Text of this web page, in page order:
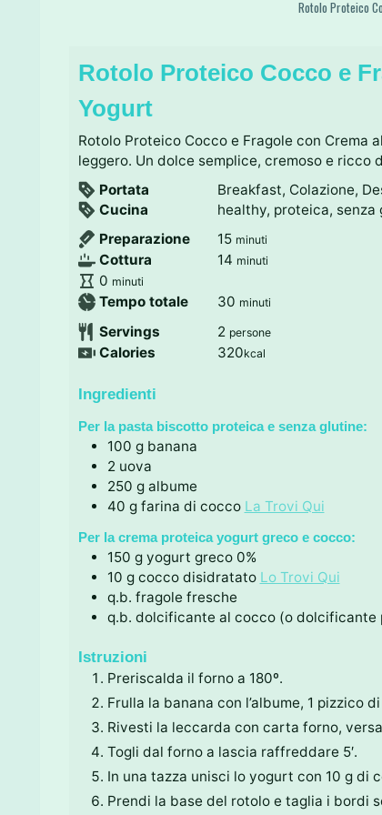
Rotolo Proteico
Rotolo Proteico Cocco e
Yogurt
Rotolo Proteico Cocco e Fragole con Crema
leggero. Un dolce semplice, cremoso e ricco
Portata
Breakfast, Colazione,
Cucina
healthy, proteica, senza
Preparazione
15m
i
u
i
minuti
Cottura 14 m
n
t
i
minuti
0 m
i
u
t
minuti
Tempo totale 30 m
n
u
minuti
Servings 2 persone
Calories 320kcal
Ingredienti
Per la pasta biscotto proteica e senza glutine:
100 g banana
2 uova
250 g albume
40 g farina di cocco La Trovi Qui
Per la crema proteica yogurt greco e cocco:
150 g yogurt greco 0%
10 g cocco disidratato Lo Trovi Qui
q.b. fragole fresche
q.b. dolcificante al cocco (o dolcificante
Istruzioni
Preriscalda il forno a 180º.
Frulla la banana con l’albume, 1 pizzico
Rivesti la leccarda con carta forno,
Togli dal forno a lascia raffreddare 5′.
In una tazza unisci lo yogurt con 10 g di
Prendi la base del rotolo e taglia i bordi